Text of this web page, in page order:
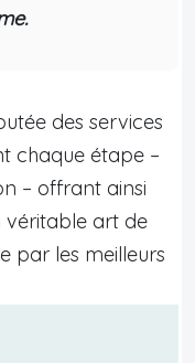
des services
chaque étape –
– offrant ainsi
véritable art de
par les meilleurs